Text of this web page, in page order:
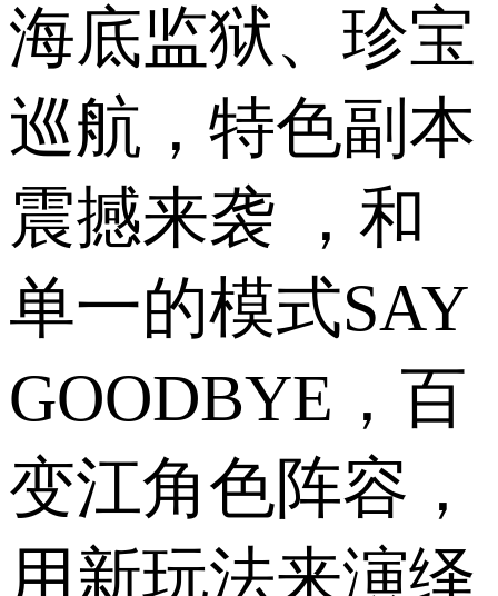
海底监狱、珍宝
巡航，特色副本
震撼来袭 ，和
单一的模式SAY
GOODBYE，百
变江角色阵容，
用新玩法来演绎